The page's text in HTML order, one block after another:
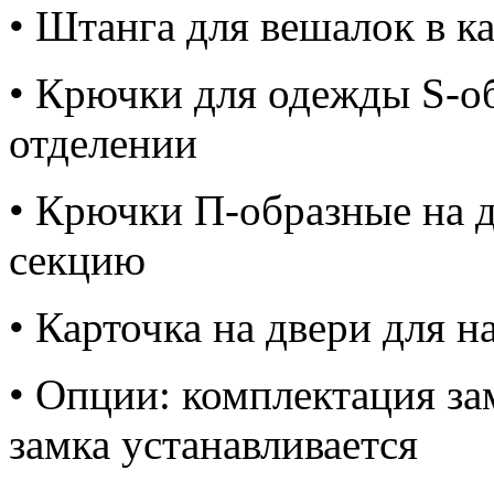
• Штанга для вешалок в
• Крючки для одежды S-
отделении
• Крючки П-образные на
секцию
• Карточка на двери для
• Опции: комплектация
замка устанавливается